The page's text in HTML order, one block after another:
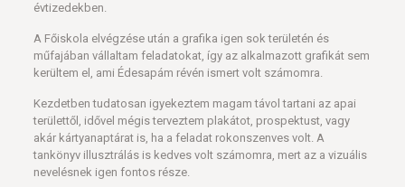
évtizedekben.
A Főiskola elvégzése után a grafika igen sok területén és
műfajában vállaltam feladatokat, így az alkalmazott grafikát sem
kerültem el, ami Édesapám révén ismert volt számomra.
Kezdetben tudatosan igyekeztem magam távol tartani az apai
területtől, idővel mégis terveztem plakátot, prospektust, vagy
akár kártyanaptárat is, ha a feladat rokonszenves volt. A
tankönyv illusztrálás is kedves volt számomra, mert az a vizuális
nevelésnek igen fontos része.